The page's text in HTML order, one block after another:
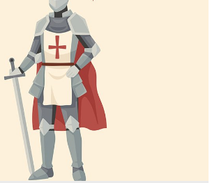
cholesterol v potravinách a s
spoločnosti praktickej obezitológie –
zas rozoberieme stravovacie návyky
okrem iného blogy od našich
Prostredníctvom rozhovoru vám
Gajdoša, ktorý vedie naše IT oddelenie
nielen o digitalizácii a trendoch
prezradil aj niečo viac o sebe. Intenzívne
zas zverila so svojimi zážitkami